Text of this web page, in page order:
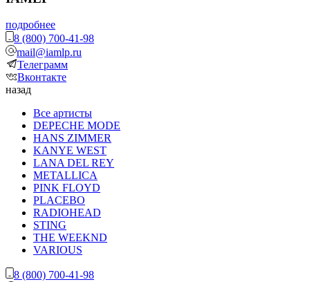
подробнее
8 (800) 700-41-98
mail@iamlp.ru
Телеграмм
Вконтакте
назад
Все артисты
DEPECHE MODE
HANS ZIMMER
KANYE WEST
LANA DEL REY
METALLICA
PINK FLOYD
PLACEBO
RADIOHEAD
STING
THE WEEKND
VARIOUS
8 (800) 700-41-98